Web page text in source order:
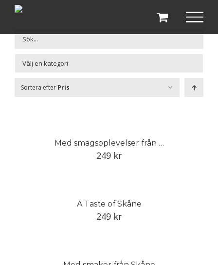
Fortsätt
Sortera efter Pris
Med smagsoplevelser från Skåne
249 kr
A Taste of Skåne
249 kr